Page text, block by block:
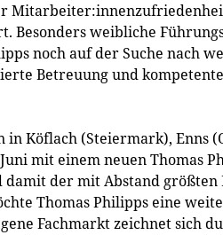
Besonders weibliche
noch auf der Suche nach
Betreuung und
Köflach (Steiermark), Enns
mit einem neuen Thomas
der mit Abstand
Thomas Philipps eine
Fachmarkt zeichnet sich